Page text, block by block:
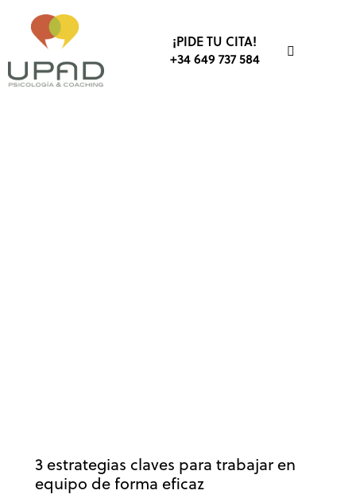
¡PIDE TU CITA!
+34 649 737 584
3 estrategias claves para trabajar en
equipo de forma eficaz